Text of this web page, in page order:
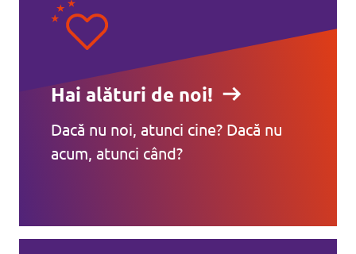
Hai alături de noi!
Dacă nu noi, atunci cine? Dacă nu
acum, atunci când?